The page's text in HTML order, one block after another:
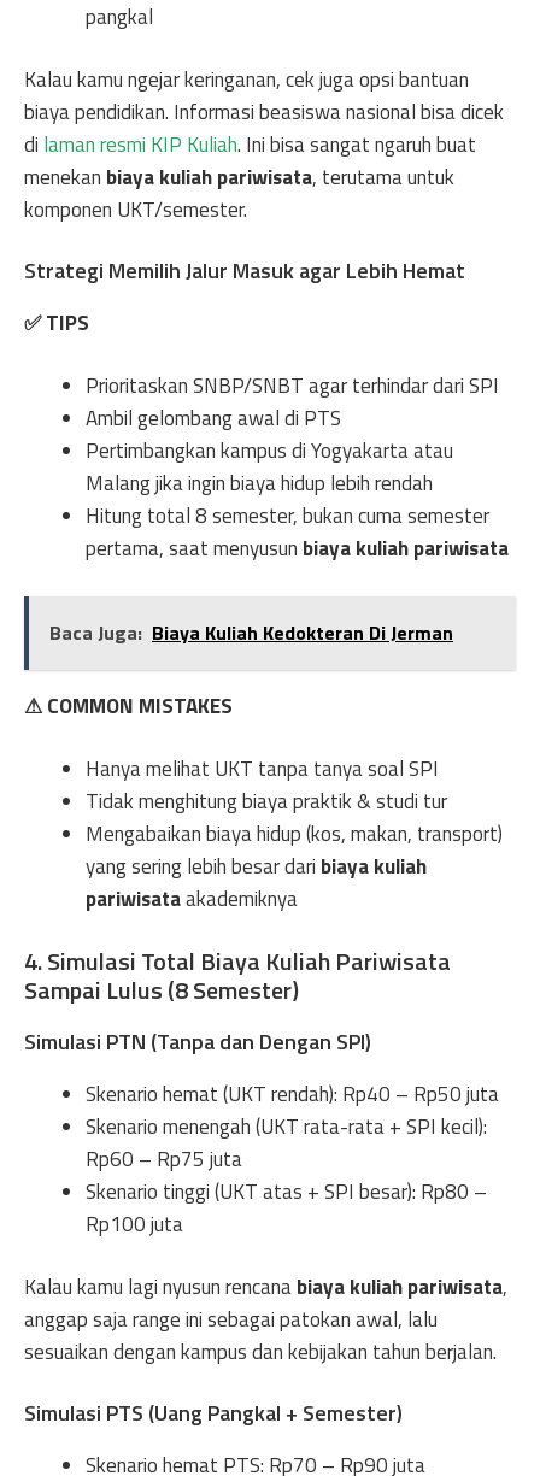
pangkal
Kalau kamu ngejar keringanan, cek juga opsi bantuan
biaya pendidikan. Informasi beasiswa nasional bisa dicek
di laman resmi KIP Kuliah. Ini bisa sangat ngaruh buat
menekan biaya kuliah pariwisata, terutama untuk
komponen UKT/semester.
Strategi Memilih Jalur Masuk agar Lebih Hemat
✅ TIPS
Prioritaskan SNBP/SNBT agar terhindar dari SPI
Ambil gelombang awal di PTS
Pertimbangkan kampus di Yogyakarta atau
Malang jika ingin biaya hidup lebih rendah
Hitung total 8 semester, bukan cuma semester
pertama, saat menyusun biaya kuliah pariwisata
Baca Juga: Biaya Kuliah Kedokteran Di Jerman
⚠ COMMON MISTAKES
Hanya melihat UKT tanpa tanya soal SPI
Tidak menghitung biaya praktik & studi tur
Mengabaikan biaya hidup (kos, makan, transport)
yang sering lebih besar dari biaya kuliah
pariwisataakademiknya
4. Simulasi Total Biaya Kuliah Pariwisata
Sampai Lulus (8 Semester)
Simulasi PTN (Tanpa dan Dengan SPI)
Skenario hemat (UKT rendah): Rp40 – Rp50 juta
Skenario menengah (UKT rata-rata + SPI kecil):
Rp60 – Rp75 juta
Skenario tinggi (UKT atas + SPI besar): Rp80 –
Rp100 juta
Kalau kamu lagi nyusun rencanabiaya kuliah pariwisata,
anggap saja range ini sebagai patokan awal, lalu
sesuaikan dengan kampus dan kebijakan tahun berjalan.
Simulasi PTS (Uang Pangkal + Semester)
Skenario hemat PTS: Rp70 – Rp90 juta